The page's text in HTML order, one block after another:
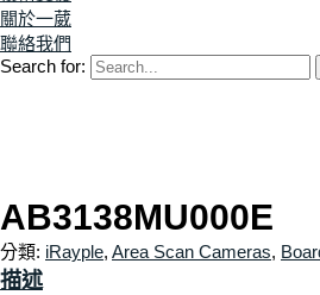
關於一葳
聯絡我們
Search for:
AB3138MU000E
分類: iRayple, Area Scan Cameras,
描述